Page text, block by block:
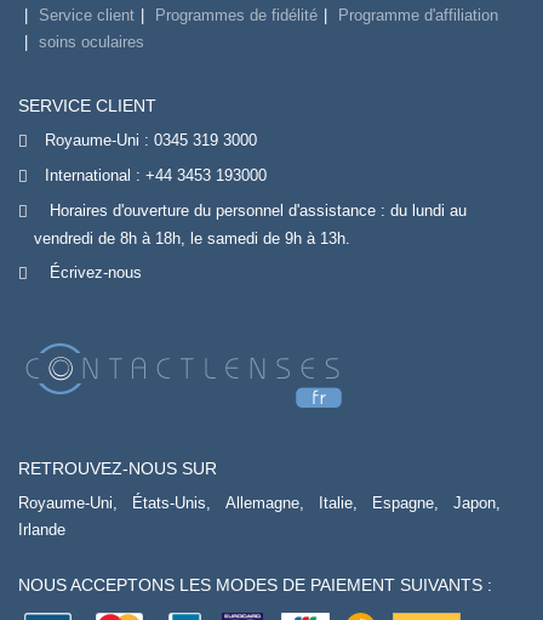
Service client
Programmes de fidélité
Programme d'affiliation
soins oculaires
SERVICE CLIENT
Royaume-Uni : 0345 319 3000
International : +44 3453 193000
Horaires d'ouverture du personnel d'assistance : du lundi au
vendredi de 8h à 18h, le samedi de 9h à 13h.
Écrivez-nous
RETROUVEZ-NOUS SUR
Royaume-Uni, États-Unis, Allemagne, Italie, Espagne,
Japon,
Irlande
NOUS ACCEPTONS LES MODES DE PAIEMENT SUIVANTS :